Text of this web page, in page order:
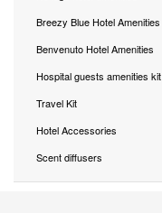
Breezy Blue Hotel Amenities
Benvenuto Hotel Amenities
Hospital guests amenities kit
Travel Kit
Hotel Accessories
Scent diffusers